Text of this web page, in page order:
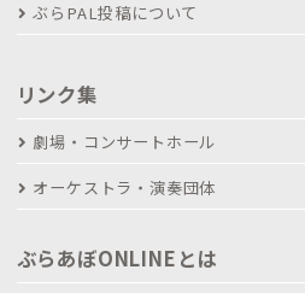
ぶらPAL投稿について
リンク集
劇場・コンサートホール
オーケストラ・演奏団体
ぶらあぼONLINEとは